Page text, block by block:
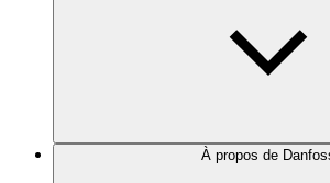
À propos de